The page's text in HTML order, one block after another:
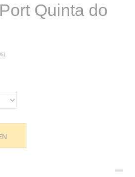
Quinta do